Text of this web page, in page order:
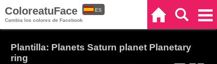
ColoreatuFace
Cambia los colores de Facebook
ES
Plantilla: Planets Saturn planet Planetary
ring